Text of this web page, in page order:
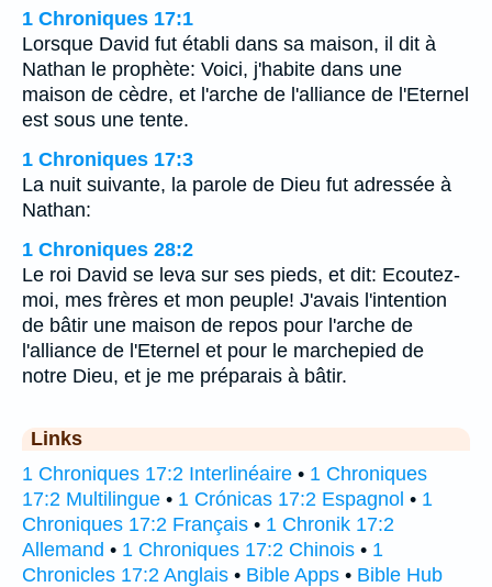
1 Chroniques 17:1
Lorsque David fut établi dans sa maison, il dit à
Nathan le prophète: Voici, j'habite dans une
maison de cèdre, et l'arche de l'alliance de l'Eternel
est sous une tente.
1 Chroniques 17:3
La nuit suivante, la parole de Dieu fut adressée à
Nathan:
1 Chroniques 28:2
Le roi David se leva sur ses pieds, et dit: Ecoutez-
moi, mes frères et mon peuple! J'avais l'intention
de bâtir une maison de repos pour l'arche de
l'alliance de l'Eternel et pour le marchepied de
notre Dieu, et je me préparais à bâtir.
Links
1 Chroniques 17:2 Interlinéaire • 1 Chroniques
17:2 Multilingue • 1 Crónicas 17:2 Espagnol • 1
Chroniques 17:2 Français • 1 Chronik 17:2
Allemand • 1 Chroniques 17:2 Chinois • 1
Chronicles 17:2 Anglais • Bible Apps • Bible Hub